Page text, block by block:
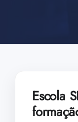
Escola